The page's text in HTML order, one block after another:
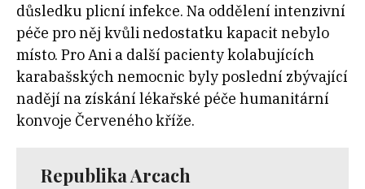
důsledku plicní infekce. Na oddělení intenzivní
péče pro něj kvůli nedostatku kapacit nebylo
místo. Pro Ani a další pacienty kolabujících
karabašských nemocnic byly poslední zbývající
nadějí na získání lékařské péče humanitární
konvoje Červeného kříže.
Republika Arcach